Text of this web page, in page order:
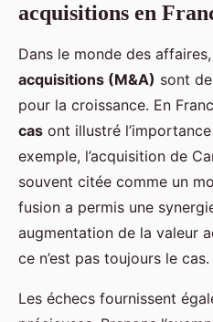
acquisitions en
Dans le monde des
acquisitions (M&A) sont
pour la croissance. En
cas ont illustré
exemple, l’acquisition de
souvent citée comme un
fusion a permis une
augmentation de la valeur
ce n’est pas toujours le cas.
Les échecs fournissent